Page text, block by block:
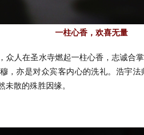
一柱心香，欢喜无量
众人在圣水寺燃起一柱心香，志诚合
，亦是对众宾客内心的洗礼。浩宇
散的殊胜因缘。